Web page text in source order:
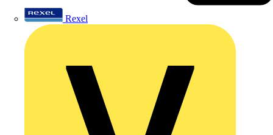
Rexel